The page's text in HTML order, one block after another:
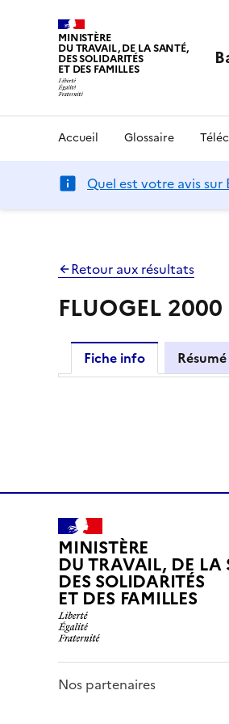
MINISTÈRE
DU TRAVAIL, DE LA SANTÉ,
DES SOLIDARITÉS
ET DES FAMILLES
Accueil Glossaire
Quel est votre avis sur
Retour aux résultats
FLUOGEL
Fiche info
MINISTÈRE
DU TRAVAIL, DE LA
DES SOLIDARITÉS
ET DES FAMILLES
Nos partenaires